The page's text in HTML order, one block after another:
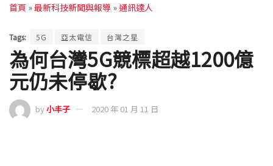
首頁 »最新科技新聞與報導 »通訊達人
Tags: 5G 亞太電信 台灣之星
為何台灣5G競標超越1200億
元仍未停歇?
by小丰子 2020 年 01 月 11 日